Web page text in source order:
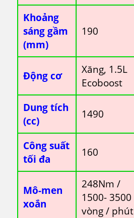
Khoảng
sáng gầm
(mm)
190
Động cơ
Xăng, 1.5L
Ecoboost
Dung tích
(cc)
1490
Công suất
tối đa
160
Mô-men
xoắn
248Nm /
1500- 3500
vòng / phút